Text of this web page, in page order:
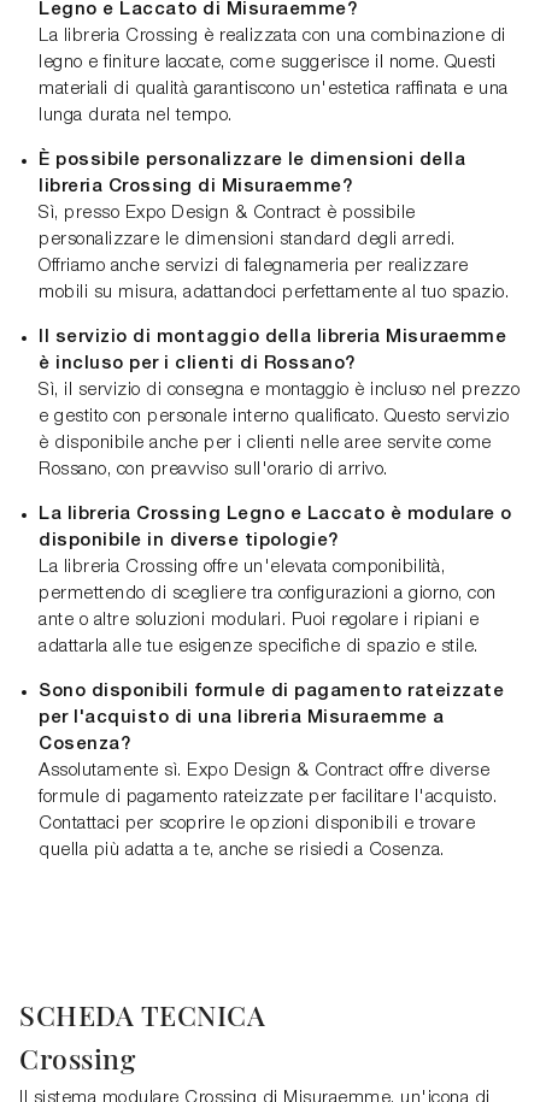
Legno e Laccato di Misuraemme?
La libreria Crossing è realizzata con una combinazione di
legno e finiture laccate, come suggerisce il nome. Questi
materiali di qualità garantiscono un'estetica raffinata e una
lunga durata nel tempo.
È possibile personalizzare le dimensioni della
libreria Crossing di Misuraemme?
Sì, presso Expo Design & Contract è possibile
personalizzare le dimensioni standard degli arredi.
Offriamo anche servizi di falegnameria per realizzare
mobili su misura, adattandoci perfettamente al tuo spazio.
Il servizio di montaggio della libreria Misuraemme
è incluso per i clienti di Rossano?
Sì, il servizio di consegna e montaggio è incluso nel prezzo
e gestito con personale interno qualificato. Questo servizio
è disponibile anche per i clienti nelle aree servite come
Rossano, con preavviso sull'orario di arrivo.
La libreria Crossing Legno e Laccato è modulare o
disponibile in diverse tipologie?
La libreria Crossing offre un'elevata componibilità,
permettendo di scegliere tra configurazioni a giorno, con
ante o altre soluzioni modulari. Puoi regolare i ripiani e
adattarla alle tue esigenze specifiche di spazio e stile.
Sono disponibili formule di pagamento rateizzate
per l'acquisto di una libreria Misuraemme a
Cosenza?
Assolutamente sì. Expo Design & Contract offre diverse
formule di pagamento rateizzate per facilitare l'acquisto.
Contattaci per scoprire le opzioni disponibili e trovare
quella più adatta a te, anche se risiedi a Cosenza.
SCHEDA TECNICA
Crossing
Il sistema modulare Crossing di Misuraemme, un'icona di